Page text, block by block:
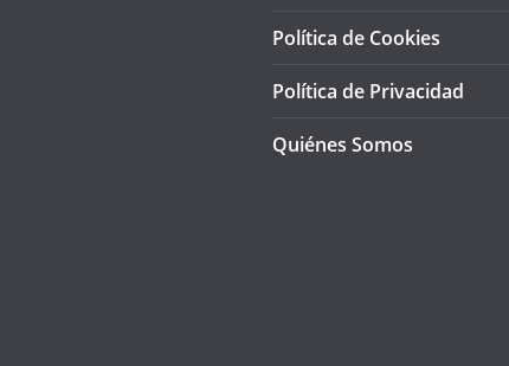
Política de Cookies
Política de Privacidad
Quiénes Somos